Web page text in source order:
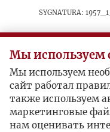
sygnatura:
W atmosferze
„Żołnierz
Polski Ludowej,
Eugeniusza
nr 7-8 (105-106).
Мы используем
Мы используем
сайт работал
также используем
маркетинговые
нам оценивать